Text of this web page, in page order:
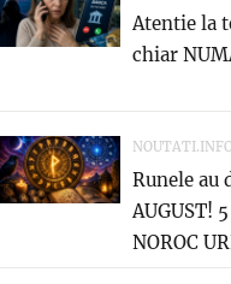
Atentie la
chiar
Runele au
AUGUST!
NOROC